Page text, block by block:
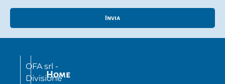
Invia
OFA srl -
Divisione
Home